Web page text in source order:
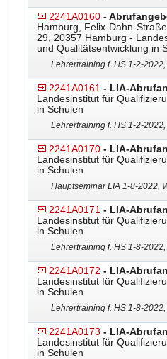
2241A0160 -
Hamburg, Felix-Dahn-
29, 20357 Hamburg -
und Qualitätsentwicklung in
Lehrertraining f. HS 1-2-
2241A0161 - LIA-
Landesinstitut für
in Schulen
Lehrertraining f. HS 1-2-2022,
2241A0170 - LIA-
Landesinstitut für
in Schulen
Hauptseminar LIA 1-8-2022,
2241A0171 - LIA-
Landesinstitut für
in Schulen
Lehrertraining f. HS 1-8-
2241A0172 - LIA-
Landesinstitut für
in Schulen
Lehrertraining f. HS 1-8-
2241A0173 - LIA-
Landesinstitut für
in Schulen